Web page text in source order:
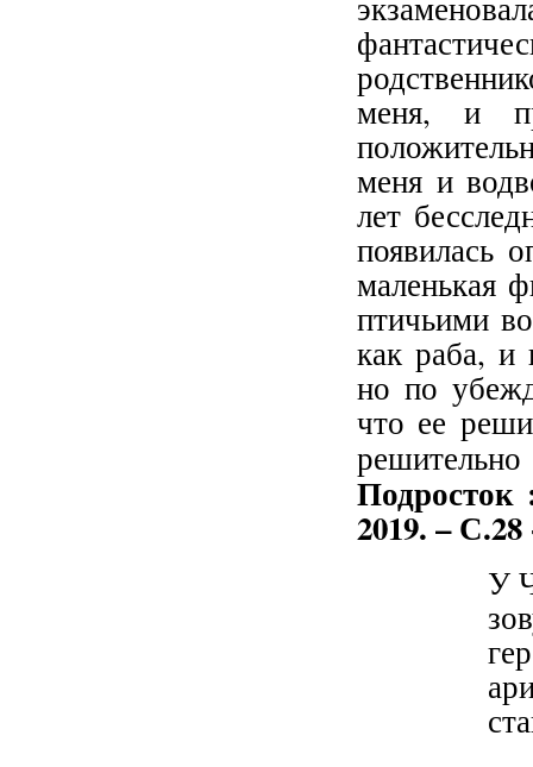
меня, и
меня и
лет
появилась
маленькая
птичьими
как раба, и
но по
что ее
2019. –
У